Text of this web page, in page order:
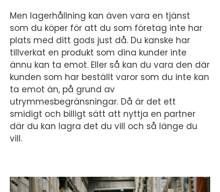
Men lagerhållning kan även vara en tjänst
som du köper för att du som företag inte har
plats med ditt gods just då. Du kanske har
tillverkat en produkt som dina kunder inte
ännu kan ta emot. Eller så kan du vara den där
kunden som har beställt varor som du inte kan
ta emot än, på grund av
utrymmesbegränsningar. Då är det ett
smidigt och billigt sätt att nyttja en partner
där du kan lagra det du vill och så länge du
vill.